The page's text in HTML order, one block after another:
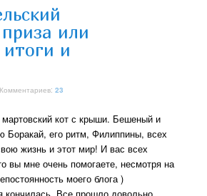
или
и
23
кот с крыши. Бешеный и
его ритм, Филиппины, всех
жизнь и этот мир! И вас всех
вы мне очень помогаете, несмотря на
моего блога )
кончилась. Все прошло довольно